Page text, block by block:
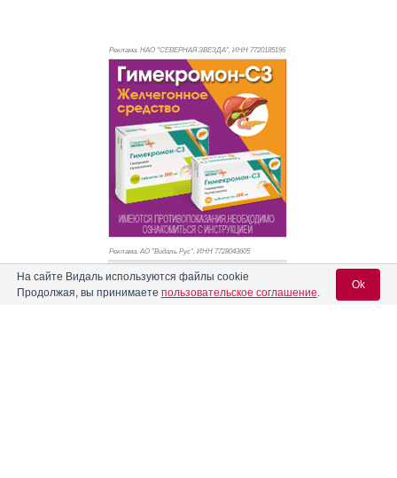
Реклама. НАО "СЕВЕРНАЯ ЗВЕЗДА", ИНН 7720185196
Реклама. АО "Видаль Рус", ИНН 7728043605
На сайте Видаль используются файлы cookie
Продолжая, вы принимаете пользовательское соглашение.
Ok